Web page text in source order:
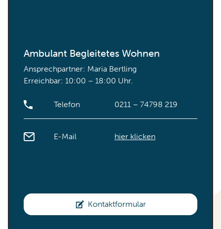
Ambulant Begleitetes Wohnen
Ansprechpartner: Maria Bertling
Erreichbar: 10:00 – 18:00 Uhr.
Telefon 0211 – 74798 219
E-Mail hier klicken
Kontaktformular